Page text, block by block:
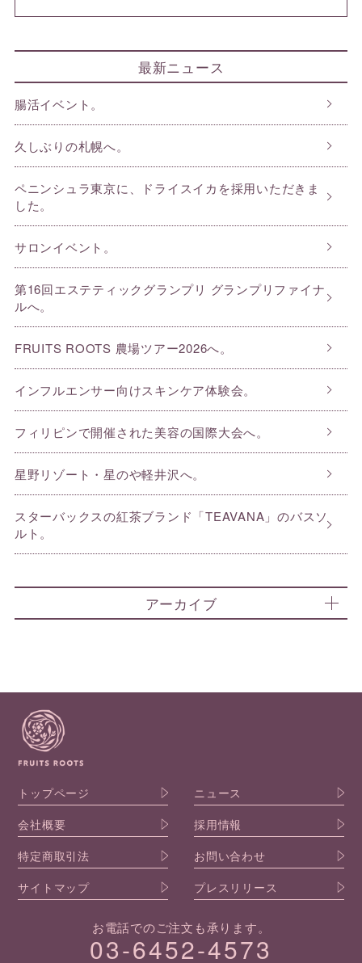
最新ニュース
腸活イベント。
久しぶりの札幌へ。
ペニンシュラ東京に、ドライスイカを採用いただきま
した。
サロンイベント。
第16回エステティックグランプリ グランプリファイナ
ルへ。
FRUITS ROOTS 農場ツアー2026へ。
インフルエンサー向けスキンケア体験会。
フィリピンで開催された美容の国際大会へ。
星野リゾート・星のや軽井沢へ。
スターバックスの紅茶ブランド「TEAVANA」のバスソ
ルト。
アーカイブ
トップページ
ニュース
会社概要
採用情報
特定商取引法
お問い合わせ
サイトマップ
プレスリリース
お電話でのご注文も承ります。
03-6452-4573